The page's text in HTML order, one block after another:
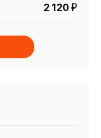
2 120 й